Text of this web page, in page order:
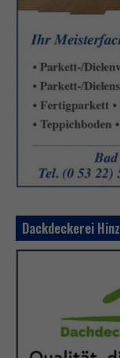
Dackdeckerei Hinz